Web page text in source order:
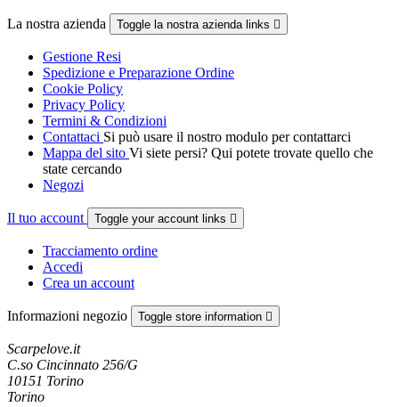
La nostra azienda Toggle la nostra azienda links 
Gestione Resi
Spedizione e Preparazione Ordine
Cookie Policy
Privacy Policy
Termini & Condizioni
Contattaci Si può usare il nostro modulo per contattarci
Mappa del sito Vi siete persi? Qui potete trovate quello che
state cercando
Negozi
Il tuo account Toggle your account links 
Tracciamento ordine
Accedi
Crea un account
Informazioni negozio Toggle store information 
Scarpelove.it
C.so Cincinnato 256/G
10151 Torino
Torino